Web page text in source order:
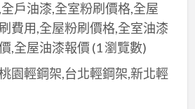
戶油漆,全室粉刷價格,全屋
費用,全屋粉刷價格,全室油漆
,全屋油漆報價(1 瀏覽數)
園輕鋼架,台北輕鋼架,新北輕